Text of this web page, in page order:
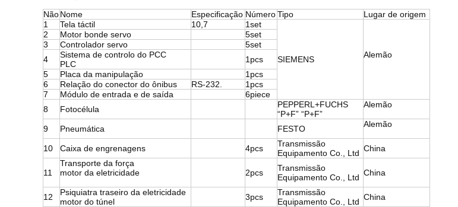
NãoNome Especificação NúmeroTipo
Lugar de origem
1
Tela táctil 10,7 1set
SIEMENS Alemão
2 Motor bonde servo
5set
3
Controlador servo
5set
4
Sistema de controlo do PCC
PLC
1pcs
5
Placa da manipulação
1pcs
6
Relação do conector do ônibus RS-232.
1pcs
7
Módulo de entrada e de saída
6piece
8
Fotocélula
PEPPERL+FUCHS
“P+F” “P+F”
Alemão
9 Pneumática FESTO Alemão
10 Caixa de engrenagens 4pcs
Transmissão
Equipamento Co., Ltd China
11
Transporte da força
motor da eletricidade
2pcs
Transmissão
Equipamento Co., Ltd China
12
Psiquiatra traseiro da eletricidade
motor do túnel
3pcs
Transmissão
Equipamento Co., Ltd China